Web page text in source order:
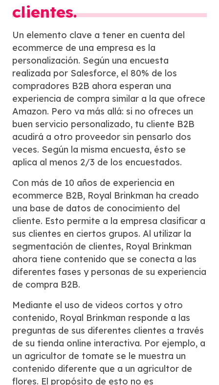
clientes.
Un elemento clave a tener en cuenta del
ecommerce de una empresa es la
personalización. Según una encuesta
realizada por Salesforce, el 80% de los
compradores B2B ahora esperan una
experiencia de compra similar a la que ofrece
Amazon. Pero va más allá: si no ofreces un
buen servicio personalizado, tu cliente B2B
acudirá a otro proveedor sin pensarlo dos
veces. Según la misma encuesta, ésto se
aplica al menos 2/3 de los encuestados.
Con más de 10 años de experiencia en
ecommerce B2B, Royal Brinkman ha creado
una base de datos de conocimiento del
cliente. Esto permite a la empresa clasificar a
sus clientes en ciertos grupos. Al utilizar la
segmentación de clientes, Royal Brinkman
ahora tiene contenido que se conecta a las
diferentes fases y personas de su experiencia
de compra B2B.
Mediante el uso de videos cortos y otro
contenido, Royal Brinkman responde a las
preguntas de sus diferentes clientes a través
de su tienda online interactiva. Por ejemplo, a
un agricultor de tomate se le muestra un
contenido diferente que a un agricultor de
flores. El propósito de esto no es